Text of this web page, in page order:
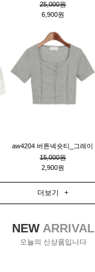
25,000원
6,900원
aw4204 버튼넥숏티_그레이
15,000원
2,900원
더보기 +
NEWARRIVAL
오늘의 신상품입니다